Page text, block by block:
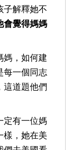
子解釋她不
會覺得媽媽
媽，如何建
每一個同志
這道題他們
定有一位媽
樣，她在美